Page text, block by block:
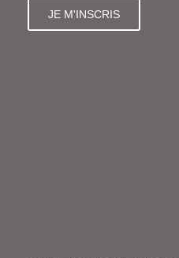
JE M'INSCRIS